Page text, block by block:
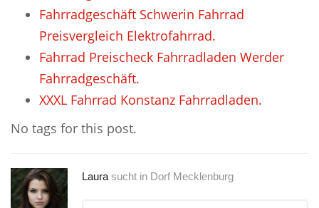
Fahrradgeschäft Schwerin Fahrrad
Preisvergleich Elektrofahrrad.
Fahrrad Preischeck Fahrradladen Werder
Fahrradgeschäft.
XXXL Fahrrad Konstanz Fahrradladen.
No tags for this post.
Laura sucht in Dorf Mecklenburg